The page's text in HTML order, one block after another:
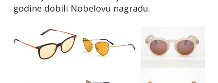
godine dobili Nobelovu nagradu.